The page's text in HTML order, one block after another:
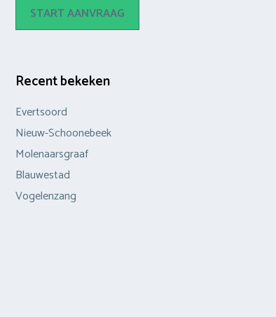
START AANVRAAG
Recent bekeken
Evertsoord
Nieuw-Schoonebeek
Molenaarsgraaf
Blauwestad
Vogelenzang